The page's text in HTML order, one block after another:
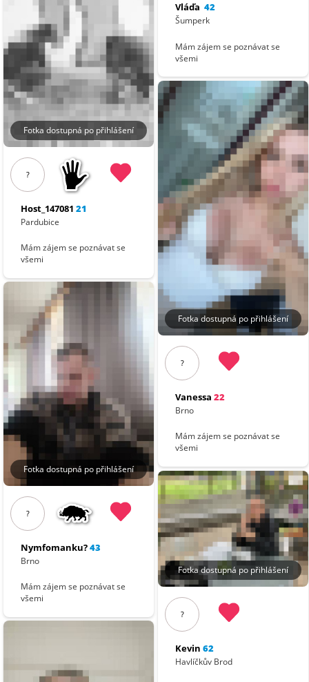
Fotka dostupná po přihlášení
?
Host_147081 21
Pardubice
Mám zájem se poznávat se
všemi
Fotka dostupná po přihlášení
?
Nymfomanku?43
Brno
Mám zájem se poznávat se
všemi
Vláďa 42
Šumperk
Mám zájem se poznávat se
všemi
Fotka dostupná po přihlášení
?
Vanessa 22
Brno
Mám zájem se poznávat se
všemi
Fotka dostupná po přihlášení
?
Kevin 62
Havlíčkův Brod